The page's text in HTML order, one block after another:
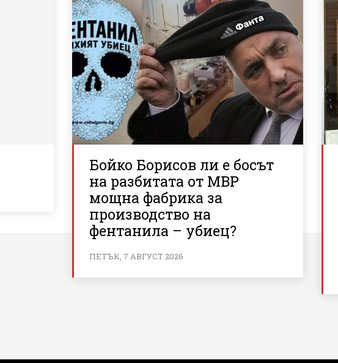
Бойко Борисов ли е босът
на разбитата от МВР
мощна фабрика за
производство на
фентанила – убиец?
ПЕТЪК, 7 АВГУСТ 2026